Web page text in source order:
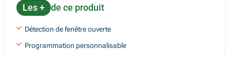
Les + de ce produit
Détection de fenêtre ouverte
Programmation personnalisable